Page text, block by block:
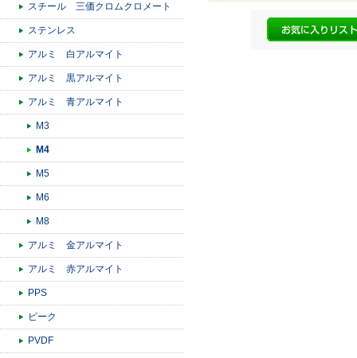
スチール 三価クロムクロメート
ステンレス
アルミ 白アルマイト
アルミ 黒アルマイト
アルミ 青アルマイト
M3
M4
M5
M6
M8
アルミ 金アルマイト
アルミ 赤アルマイト
PPS
ピーク
PVDF